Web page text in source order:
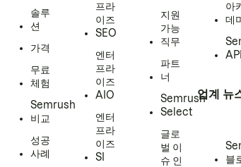
솔루
션
가격
무료
체험
Semrush
비교
성공
사례
프라
이즈
SEO
엔터
프라
이즈
AIO
엔터
프라
이즈
SI
지원
가능
직무
파트
너
Semrush
Select
글로
벌 이
슈 인
아
데
업계 뉴
블